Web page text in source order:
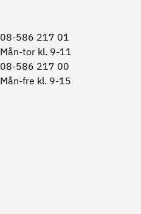
08-586 217 01
Mån-tor kl. 9-11
08-586 217 00
Mån-fre kl. 9-15